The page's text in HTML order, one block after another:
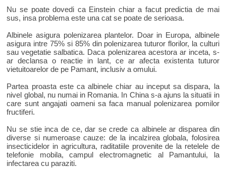
Nu se poate dovedi ca Einstein chiar a facut predictia de mai
sus, insa problema este una cat se poate de serioasa.
Albinele asigura polenizarea plantelor. Doar in Europa, albinele
asigura intre 75% si 85% din polenizarea tuturor florilor, la culturi
sau vegetatie salbatica. Daca polenizarea acestora ar inceta, s-
ar declansa o reactie in lant, ce ar afecta existenta tuturor
vietuitoarelor de pe Pamant, inclusiv a omului.
Partea proasta este ca albinele chiar au inceput sa dispara, la
nivel global, nu numai in Romania. In China s-a ajuns la situatii in
care sunt angajati oameni sa faca manual polenizarea pomilor
fructiferi.
Nu se stie inca de ce, dar se crede ca albinele ar disparea din
diverse si numeroase cauze: de la incalzirea globala, folosirea
insecticidelor in agricultura, raditatiile provenite de la retelele de
telefonie mobila, campul electromagnetic al Pamantului, la
infectarea cu paraziti.